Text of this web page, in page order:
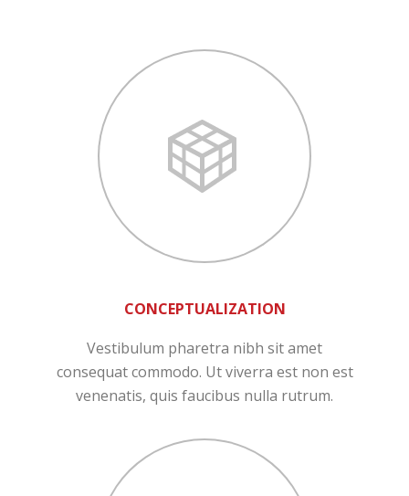
CONCEPTUALIZATION
Vestibulum pharetra nibh sit amet
consequat commodo. Ut viverra est non est
venenatis, quis faucibus nulla rutrum.